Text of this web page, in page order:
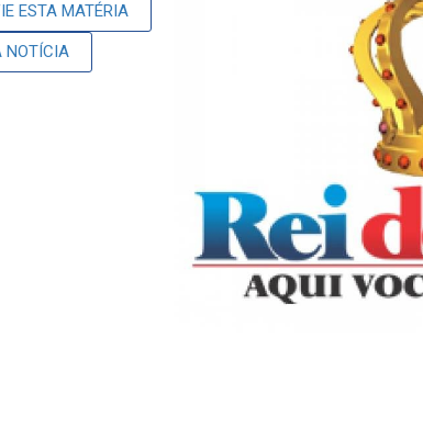
ESTA MATÉRIA
NOTÍCIA